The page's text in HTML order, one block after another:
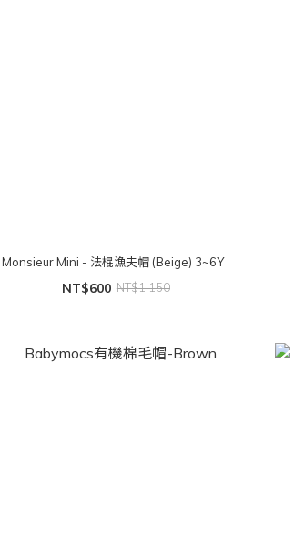
Monsieur Mini - 法棍漁夫帽 (Beige) 3~6Y
NT$600 NT$1,150